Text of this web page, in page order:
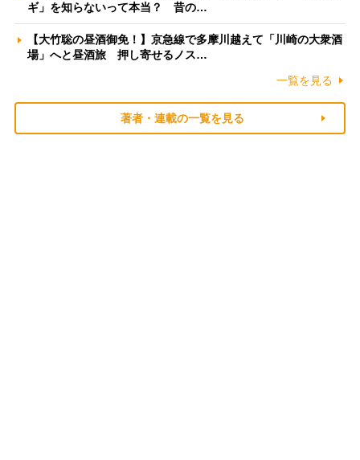
ギ」を知らないって本当？ 昔の…
【大竹聡の昼酒御免！】京急線で多摩川越えて「川崎の大衆酒
場」へと昼酒旅 押し寄せるノス…
一覧を見る
著者・連載の一覧を見る